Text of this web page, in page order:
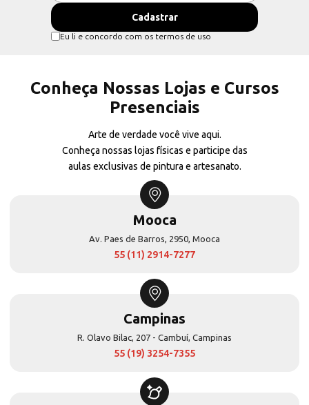
Eu li e concordo com os termos de uso
Conheça Nossas Lojas e Cursos
Presenciais
Arte de verdade você vive aqui.
Conheça nossas lojas físicas e participe das
aulas exclusivas de pintura e artesanato.
Mooca
Av. Paes de Barros, 2950, Mooca
55 (11) 2914-7277
Campinas
R. Olavo Bilac, 207 - Cambuí, Campinas
55 (19) 3254-7355